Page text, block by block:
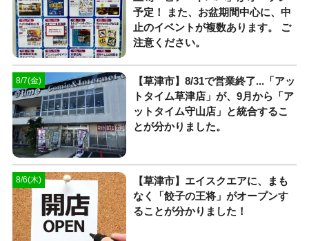
予定！ また、お盆期間中心に、中
止のイベントが複数あります。 ご
注意ください。
8/7(金)
【草津市】8/31で営業終了...「アッ
トタイム草津店」が、9月から「ア
ットタイム守山店」と統合するこ
とが分かりました。
8/6(木)
【草津市】エイスクエアに、まも
なく「餃子の王将」がオープンす
ることが分かりました！